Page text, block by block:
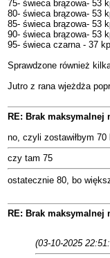
75- świeca brązowa- 53
80- świeca brązowa- 53
85- świeca brązowa- 53
90- świeca brązowa- 53
95- świeca czarna - 37
Sprawdzone również
Jutro z rana wjeżdża
RE: Brak
no, czyli zostawiłbym 70
czy tam 75
ostatecznie 80, bo
RE: Brak
(03-10-2025